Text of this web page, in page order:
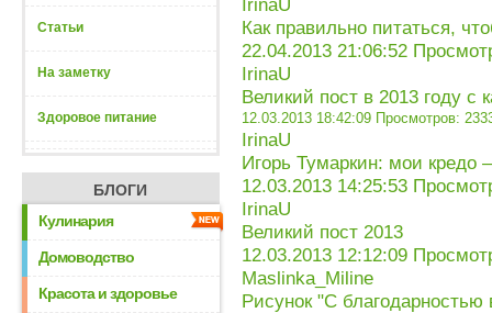
Статьи
На заметку
Здоровое питание
БЛОГИ
Кулинария
Домоводство
Красота и здоровье
IrinaU
Как правильно питаться,
22.04.2013 21:06:52
IrinaU
Великий пост в 2013 году с
12.03.2013 18:42:09 Просмотров:
IrinaU
Игорь Тумаркин: мои кредо
12.03.2013 14:25:53
IrinaU
Великий пост 2013
12.03.2013 12:12:09
Maslinka_Miline
Рисунок "С благодарностью